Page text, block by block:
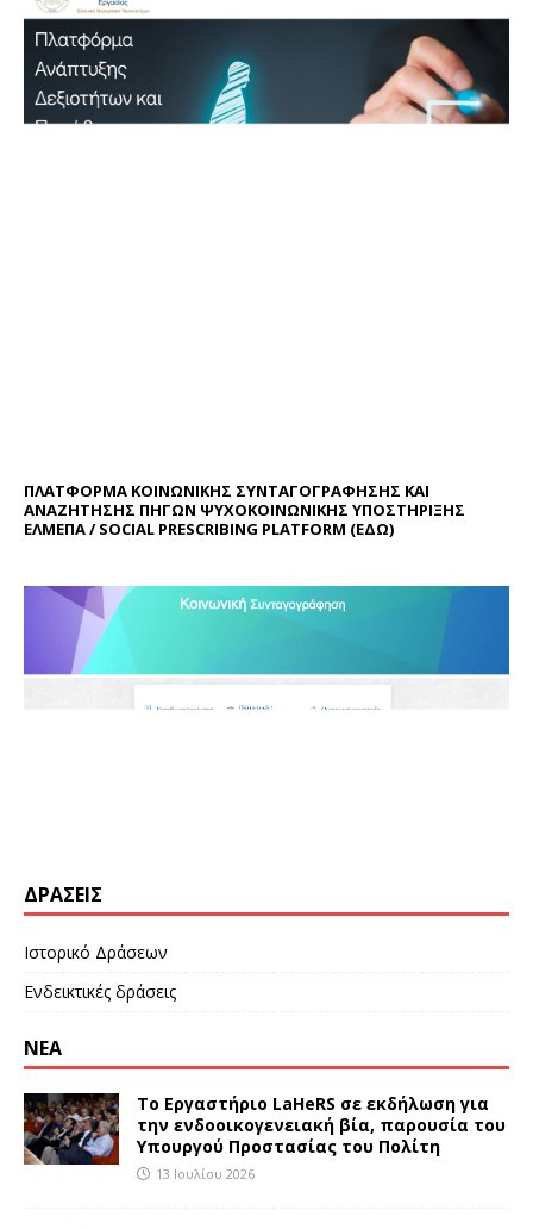
ΠΛΑΤΦΟΡΜΑ ΚΟΙΝΩΝΙΚΗΣ ΣΥΝΤΑΓΟΓΡΑΦΗΣΗΣ ΚΑΙ
ΑΝΑΖΗΤΗΣΗΣ ΠΗΓΩΝ ΨΥΧΟΚΟΙΝΩΝΙΚΗΣ ΥΠΟΣΤΗΡΙΞΗΣ
ΕΛΜΕΠΑ / SOCIAL PRESCRIBING PLATFORM (ΕΔΩ)
ΔΡΆΣΕΙΣ
Ιστορικό Δράσεων
Ενδεικτικές δράσεις
ΝΕΑ
Το Εργαστήριο LaHeRS σε εκδήλωση για
την ενδοοικογενειακή βία, παρουσία του
Υπουργού Προστασίας του Πολίτη
13 Ιουλίου 2026